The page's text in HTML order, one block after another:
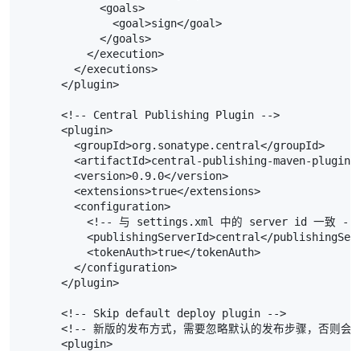
            <goals>
              <goal>sign</goal>
            </goals>
          </execution>
        </executions>
      </plugin>
      <!-- Central Publishing Plugin -->
      <plugin>
        <groupId>org.sonatype.central</groupId>
<artifactId>central-publishing-maven-
        <version>0.9.0</version>
        <extensions>true</extensions>
        <configuration>
<!-- 与 settings.xml 中的 server id 一致 --
<publishingServerId>central</
          <tokenAuth>true</tokenAuth>
        </configuration>
      </plugin>
      <!-- Skip default deploy plugin -->
<!-- 新版的发布方式，需要忽略默认的发布步骤，否则
      <plugin>